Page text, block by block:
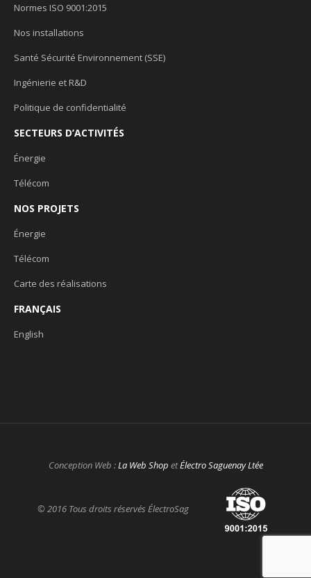
Normes ISO 9001:2015
Nos installations
Santé Sécurité Environnement (SSE)
Ingénierie et R&D
Politique de confidentialité
SECTEURS D’ACTIVITÉS
Énergie
Télécom
NOS PROJETS
Énergie
Télécom
Carte des réalisations
FRANÇAIS
English
Conception Web :La Web Shop etÉlectro Saguenay Ltée
© 2016 Tous droits réservés ÉlectroSag